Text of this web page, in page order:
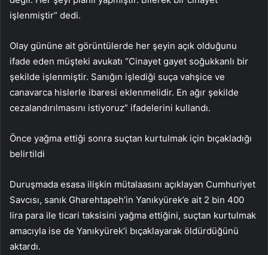
işlenmiştir” dedi.
Olay gününe ait görüntülerde her şeyin açık olduğunu
ifade eden müşteki avukatı “Cinayet gayet soğukkanlı bir
şekilde işlenmiştir. Sanığın işlediği suça vahşice ve
canavarca hislerle ibaresi eklenmelidir. En ağır şekilde
cezalandırılmasını istiyoruz” ifadelerini kullandı.
Önce yağma ettiği sonra suçtan kurtulmak için bıçakladığı
belirtildi
Duruşmada esasa ilişkin mütalaasını açıklayan Cumhuriyet
Savcısı, sanık Gharehtapeh’in Yanıkyürek’e ait 2 bin 400
lira para ile ticari taksisini yağma ettiğini, suçtan kurtulmak
amacıyla ise de Yanıkyürek’i bıçaklayarak öldürdüğünü
aktardı.